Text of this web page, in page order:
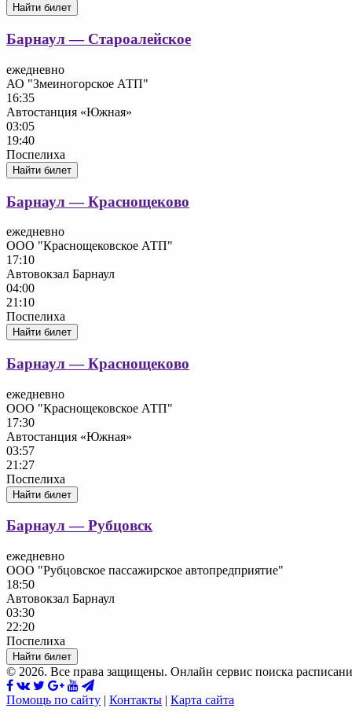
Найти билет
Барнаул — Староалейское
ежедневно
АО "Змеиногорское АТП"
16:35
Автостанция «Южная»
03:05
19:40
Поспелиха
Найти билет
Барнаул — Краснощеково
ежедневно
ООО "Краснощековское АТП"
17:10
Автовокзал Барнаул
04:00
21:10
Поспелиха
Найти билет
Барнаул — Краснощеково
ежедневно
ООО "Краснощековское АТП"
17:30
Автостанция «Южная»
03:57
21:27
Поспелиха
Найти билет
Барнаул — Рубцовск
ежедневно
ООО "Рубцовское пассажирское автопредприятие"
18:50
Автовокзал Барнаул
03:30
22:20
Поспелиха
Найти билет
© 2026. Все права защищены. Онлайн сервис поиска
Помощь по сайту | Контакты | Карта сайта